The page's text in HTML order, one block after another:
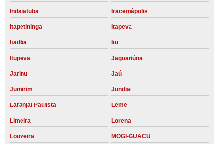
Indaiatuba Iracemápolis
Itapetininga Itapeva
Itatiba Itu
Itupeva Jaguariúna
Jarinu Jaú
Jumirim Jundiaí
Laranjal Paulista Leme
Limeira Lorena
Louveira MOGI-GUACU